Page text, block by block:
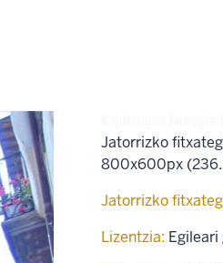
Jatorrizko
800x600px
Jatorrizko
Lizentzia: